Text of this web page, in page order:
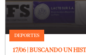
DEPORTES
17/06 | BUSCANDO UN